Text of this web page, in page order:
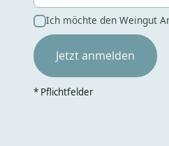
Ich möchte den Weingut
* Pflichtfelder